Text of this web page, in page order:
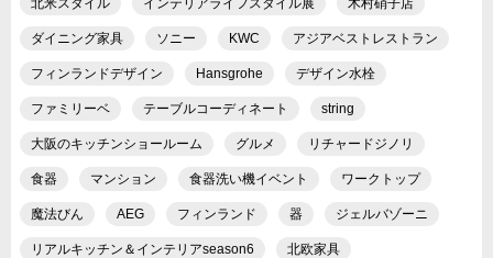
ダイニング家具 ソニー KWC アジアベストレストラン
フィンランドデザイン Hansgrohe デザイン水栓
ファミリーベ テーブルコーディネート string
大阪のキッチンショールーム グルメ リチャードジノリ
食器 マンション 食器洗い機イベント ワークトップ
魔法びん AEG フィンランド 器 ジェルバゾーニ
リアルキッチン＆インテリアseason6 北欧家具